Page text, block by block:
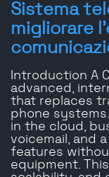
Sistema
migliorare
Introduction A
advanced,
that replaces
phone
in the cloud,
voicemail, and
features
equipment.